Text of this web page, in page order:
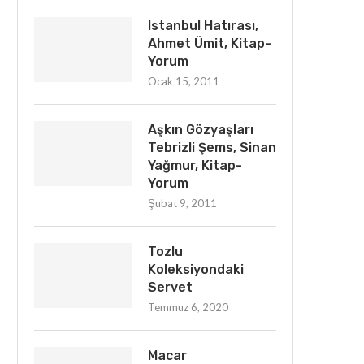
Istanbul Hatırası,
Ahmet Ümit, Kitap-
Yorum
Ocak 15, 2011
Aşkın Gözyaşları
Tebrizli Şems, Sinan
Yağmur, Kitap-
Yorum
Şubat 9, 2011
Tozlu
Koleksiyondaki
Servet
Temmuz 6, 2020
Macar